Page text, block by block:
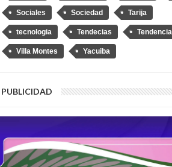
Sociales Sociedad Tarija
tecnologia Tendecias
Villa Montes Yacuiba
PUBLICIDAD